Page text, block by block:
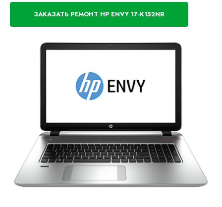
ЗАКАЗАТЬ РЕМОНТ HP ENVY 17-K152NR